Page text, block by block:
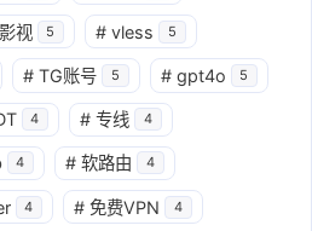
视 5 # vless 5
# TG账号 5 # gpt4o 5
4 # 专线 4
4 # 软路由 4
4 # 免费VPN 4